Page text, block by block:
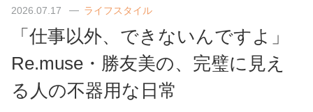
2026.07.17 ライフスタイル
「仕事以外、できないんですよ」
Re.muse・勝友美の、完璧に見え
る人の不器用な日常